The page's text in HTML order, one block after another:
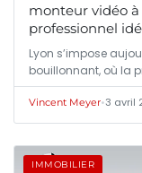
monteur vidéo
professionnel
Lyon s’impose
bouillonnant, où la
Vincent Meyer•3 avril
IMMOBILIER